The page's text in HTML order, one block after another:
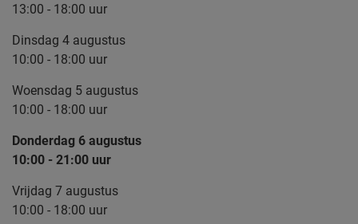
13:00 - 18:00 uur
Dinsdag 4 augustus
10:00 - 18:00 uur
Woensdag 5 augustus
10:00 - 18:00 uur
Donderdag 6 augustus
10:00 - 21:00 uur
Vrijdag 7 augustus
10:00 - 18:00 uur